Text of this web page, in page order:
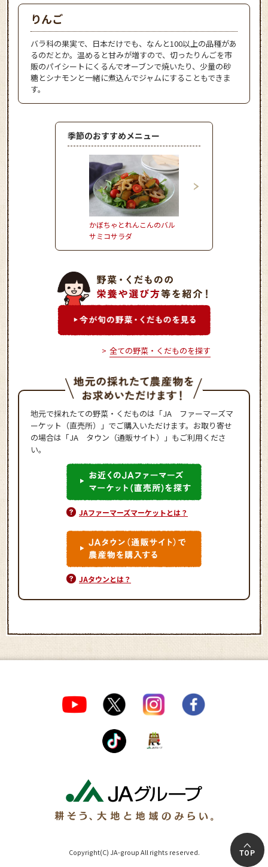
りんご
バラ科の果実で、日本だけでも、なんと100以上の品種があ
るのだとか。温めると甘みが増すので、切ったりんごを市
販のパイシートにくるんでオーブンで焼いたり、少量の砂
糖とシナモンと一緒に煮込んでジャムにすることもできま
す。
季節のおすすめメニュー
かぼちゃとれんこんのバル
サミコサラダ
おからのモチモチドー
全ての野菜・くだものを探す
地元で採れたての野菜・くだものは「JA ファーマーズマ
ーケット（直売所）」でご購入いただけます。お取り寄せ
の場合は「JA タウン（通販サイト）」もご利用くださ
い。
JAファーマーズマーケットとは？
JAタウンとは？
Copyright(C) JA-group All rights reserved. TOP